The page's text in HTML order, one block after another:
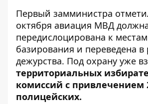
Первый замминистра
октября авиация МВД
передислоцирована к местам
базирования и переведена
дежурства. Под охрану уже
территориальных
комиссий с привлечением
полицейских.